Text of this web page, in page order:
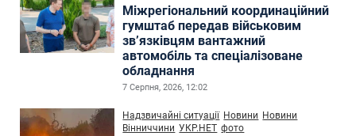
Міжрегіональний координаційний
гумштаб передав військовим
зв’язківцям вантажний
автомобіль та спеціалізоване
обладнання
7 Серпня, 2026, 12:02
Надзвичайні ситуації Новини Новини
Вінниччини УКР.НЕТ фото